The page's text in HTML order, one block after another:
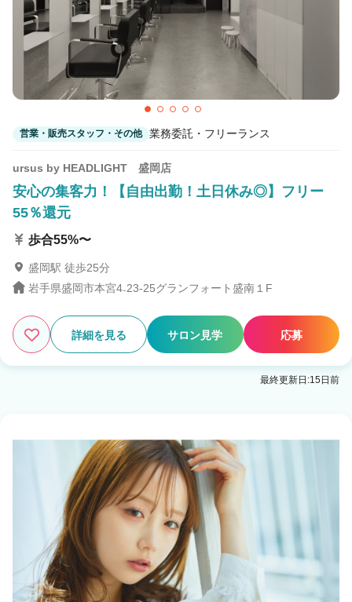
営業・販売スタッフ・その他 業務委託・フリーランス
ursus by HEADLIGHT 盛岡店
安心の集客力！【自由出勤！土日休み◎】フリー
55％還元
歩合55%〜
盛岡駅 徒歩25分
岩手県盛岡市本宮4₋23‐25グランフォート盛南１F
詳細を見る サロン見学 応募
最終更新日:15日前